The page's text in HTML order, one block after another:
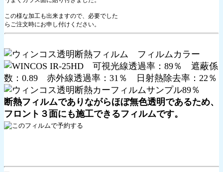
この様な加工も出来ますので、必要でした
らご注文時にお申し付けください。
断熱フィルムでありながらほぼ無色透明であるため、
フロント３面にも施工できるフィルムです。